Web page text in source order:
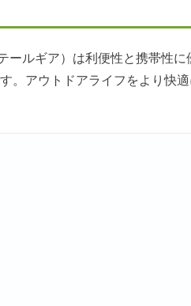
ールギア）は利便性と携帯性に
。アウトドアライフをより快